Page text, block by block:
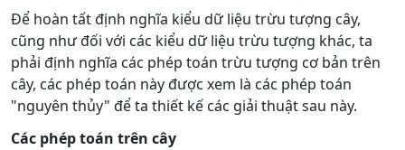
Để hoàn tất định nghĩa kiểu dữ liệu trừu tượng cây,
cũng như đối với các kiểu dữ liệu trừu tượng khác, ta
phải định nghĩa các phép toán trừu tượng cơ bản trên
cây, các phép toán này được xem là các phép toán
"nguyên thủy" để ta thiết kế các giải thuật sau này.
Các phép toán trên cây